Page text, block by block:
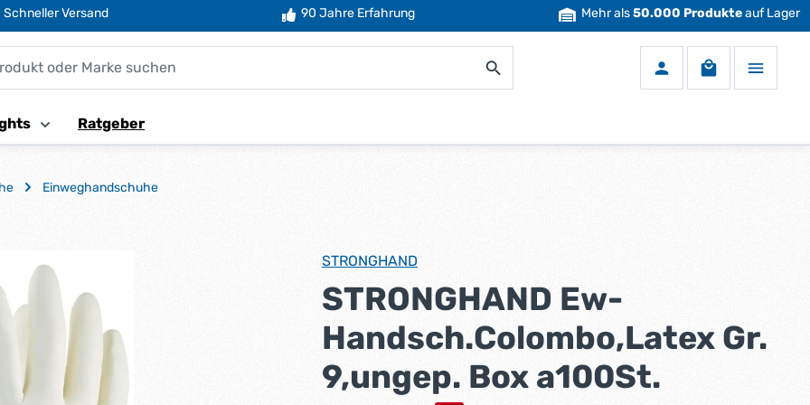
Schneller Versand 90 Jahre Erfahrung Mehr als50.000 Produkteauf Lager
Warenkorb
Ratgeber
Einweghandschuhe
STRONGHAND
STRONGHAND Ew-
Handsch.Colombo,Latex Gr.
9,ungep. Box a100St.